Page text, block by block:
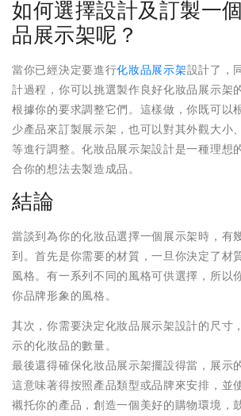
如何選擇設計及訂製一
品展示架呢？
當你已經決定要進行化妝品展示架設計了，
計過程，你可以挑選製作良好化妝品展示架
根據你的要求調整它們。這樣做，你既可以
少產品來訂製展示架，也可以對其外觀大小
等進行調整。化妝品展示架設計是一種理想
合你的想法去製造成品。
結論
當談到為你的化妝品選擇一個展示架時，有
到。首先是你需要的材質，一旦你決定了材
風格。有一系列不同的風格可供選擇，所以
你品牌形象的風格。
其次，你需要決定化妝品展示架設計的尺寸
示的化妝品的數量。
最後還得確保化妝品展示架擺設得當，展示
這意味著得按照產品類型或品牌來安排，並
襯托你的產品，創造一個美好的購物環境，